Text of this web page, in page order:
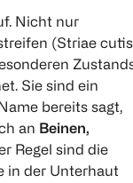
Nicht nur
(Striae cutis
Sie sind ein
bereits sagt,
an Beinen,
Regel sind die
in der Unterhaut